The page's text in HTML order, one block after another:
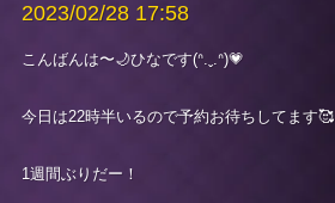
2023/02/28 17:58
こんばんは〜🌙ひなです(ᐢ.ˬ.ᐢ)💗
今日は22時半いるので予約お待ちしてます🥰
1週間ぶりだー！